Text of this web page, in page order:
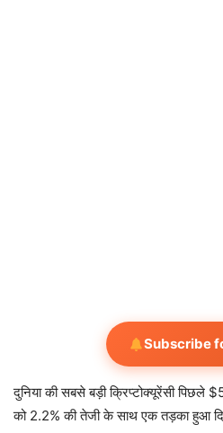
Subscribe
दुनिया की सबसे बड़ी क्रिप्टोक्यूरेंसी
को 2.2% की तेजी के साथ एक तड़का हुआ